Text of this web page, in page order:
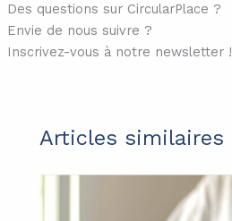
Des questions sur CircularPlace ?
Envie de nous suivre ?
Inscrivez-vous à notre newsletter !
Articles similaires